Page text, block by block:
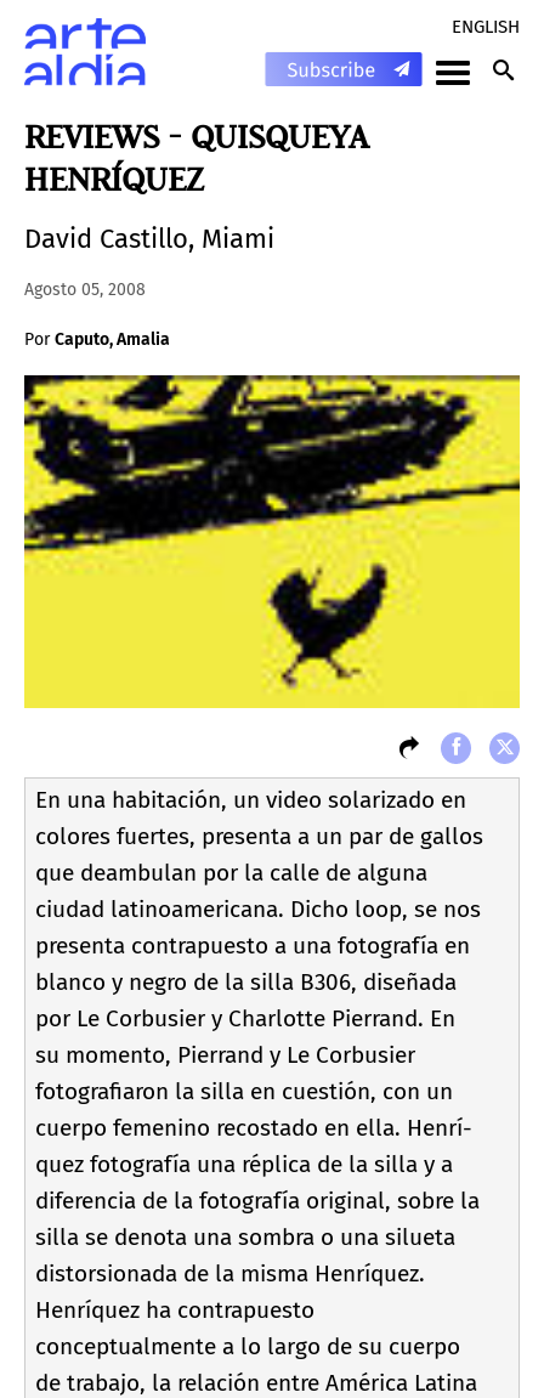
ENGLISH
REVIEWS - QUISQUEYA
HENRÍQUEZ
David Castillo, Miami
Agosto 05, 2008
PorCaputo, Amalia
En una habitación, un video solarizado en
colores fuertes, presenta a un par de gallos
que deambulan por la calle de alguna
ciudad latinoamericana. Dicho loop, se nos
presenta contrapuesto a una fotografí­a en
blanco y negro de la silla B306, diseñada
por Le Corbusier y Charlotte Pierrand. En
su momento, Pierrand y Le Corbusier
fotografiaron la silla en cuestión, con un
cuerpo femenino recostado en ella. Henrí­
quez fotografí­a una réplica de la silla y a
diferencia de la fotografí­a original, sobre la
silla se denota una sombra o una silueta
distorsionada de la misma Henrí­quez.
Henrí­quez ha contrapuesto
conceptualmente a lo largo de su cuerpo
de trabajo, la relación entre América Latina